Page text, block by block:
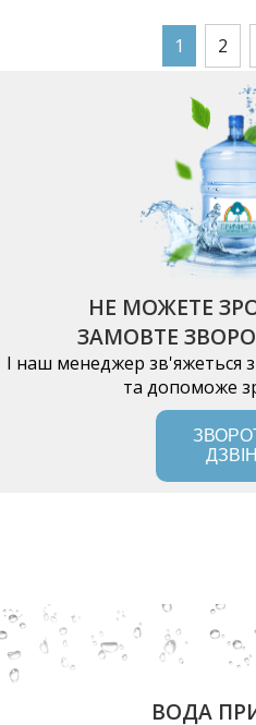
1 2
НЕ МОЖЕТЕ
ЗАМОВТЕ
І наш менеджер зв'яжеться
та допоможе
ВОДА